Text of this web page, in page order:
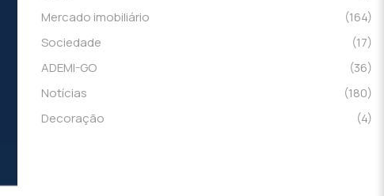
Mercado imobiliário
(164)
Sociedade
(17)
ADEMI-GO
(36)
Notícias
(180)
Decoração
(4)